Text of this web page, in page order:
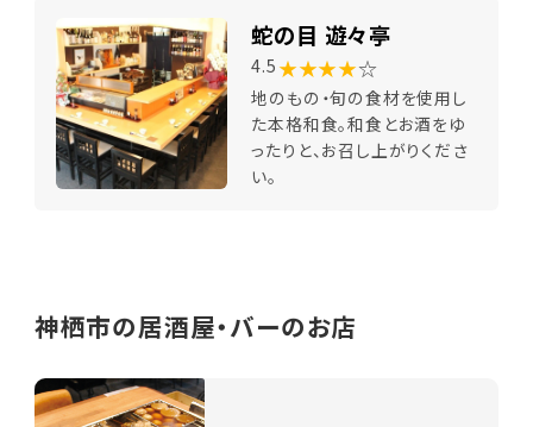
蛇の目 遊々亭
4.5 ★★★★☆
地のもの・旬の食材を使用し
た本格和食。和食とお酒をゆ
ったりと、お召し上がりくださ
い。
神栖市の居酒屋・バーのお店